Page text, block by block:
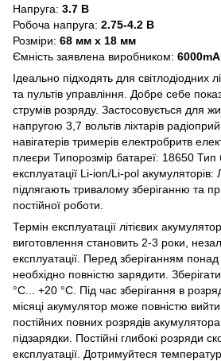
Напруга: 3.7 В
Робоча напруга: 2.75-4.2 В
Розміри: 68 мм x 18 мм
Ємність заявлена виробником:
Ідеально підходять для світлодіодних
та пультів управління. Добре себе
струмів розряду. Застосовується для
напругою 3,7 вольтів ліхтарів
навігатерів тримерів електробритв
плеєри Типорозмір батареї: 18650
експлуатації Li-ion/Li-pol акумуляторів:
підлягають тривалому зберіганню та
постійної роботи.
Термін експлуатації літієвих
виготовлення становить 2-3 роки,
експлуатації. Перед зберіганням
необхідно повністю зарядити.
°C... +20 °C. Під час зберігання в
місяці акумулятор може повністю
постійних повних розрядів
підзарядки. Постійні глибокі розряди
експлуатації. Дотримуйтеся